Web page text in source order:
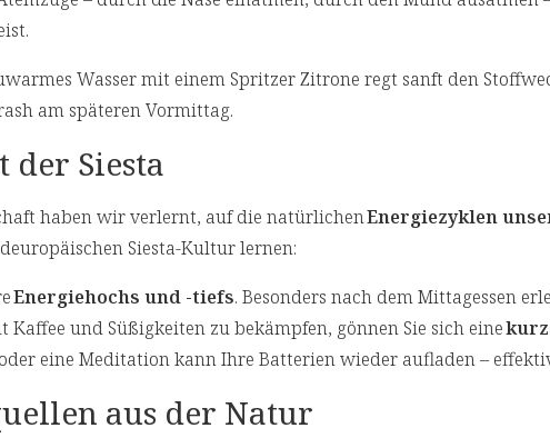
Wasser mit einem Spritzer Zitrone regt sanft den
am späteren Vormittag.
der Siesta
haben wir verlernt, auf die natürlichenEnergiezyklen
Siesta-Kultur lernen:
Energiehochs und -tiefs. Besonders nach dem Mittagessen
und Süßigkeiten zu bekämpfen, gönnen Sie sich eine
eine Meditation kann Ihre Batterien wieder aufladen –
aus der Natur